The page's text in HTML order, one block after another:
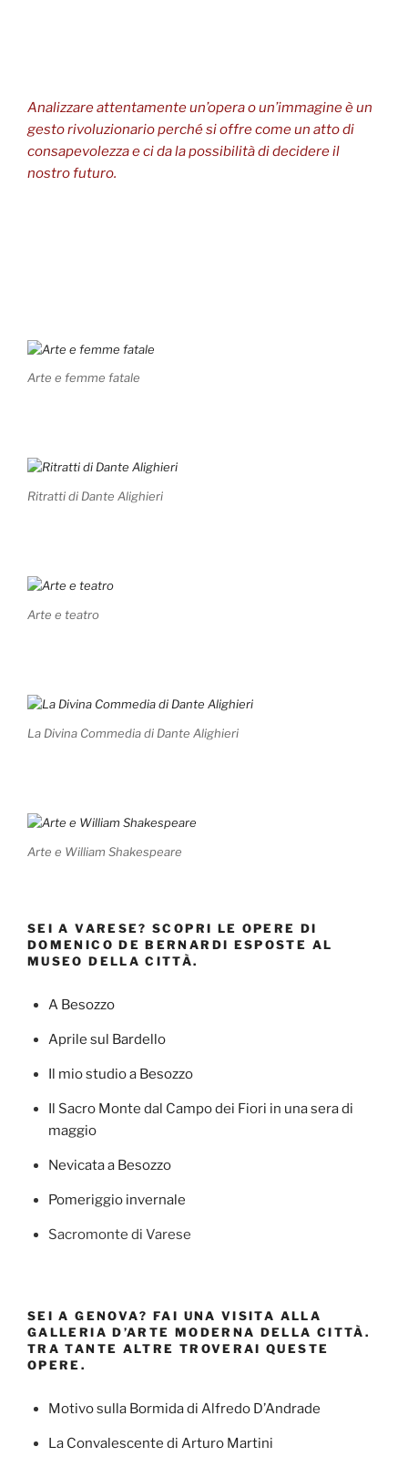
Analizzare attentamente un’opera o un’immagine è un
gesto rivoluzionario perché si offre come un atto di
consapevolezza e ci da la possibilità di decidere il
nostro futuro.
Arte e femme fatale
Ritratti di Dante Alighieri
Arte e teatro
La Divina Commedia di Dante Alighieri
Arte e William Shakespeare
SEI A VARESE? SCOPRI LE OPERE DI
DOMENICO DE BERNARDI ESPOSTE AL
MUSEO DELLA CITTÀ.
A Besozzo
Aprile sul Bardello
Il mio studio a Besozzo
Il Sacro Monte dal Campo dei Fiori in una sera di
maggio
Nevicata a Besozzo
Pomeriggio invernale
Sacromonte di Varese
SEI A GENOVA? FAI UNA VISITA ALLA
GALLERIA D’ARTE MODERNA DELLA CITTÀ.
TRA TANTE ALTRE TROVERAI QUESTE
OPERE.
Motivo sulla Bormida di Alfredo D’Andrade
La Convalescente di Arturo Martini